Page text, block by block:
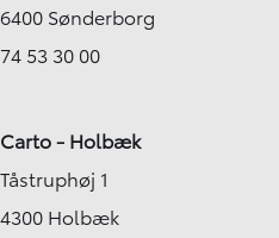
6400 Sønderborg
74 53 30 00
Carto - Holbæk
Tåstruphøj 1
4300 Holbæk